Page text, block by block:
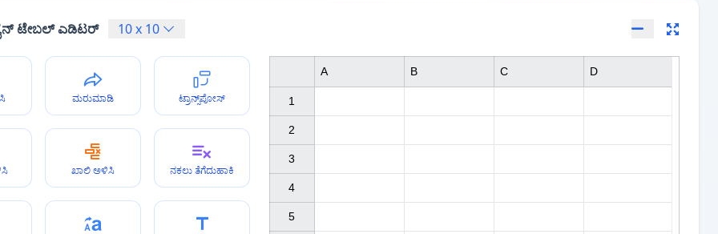
ಟೇಬಲ್ ಎಡಿಟರ್ 10x 10
ಮರುಮಾಡಿ ಟ್ರಾನ್ಸ್‌ಪೋಸ್
ಖಾಲಿ ಅಳಿಸಿ ನಕಲು ತೆಗೆದುಹಾಕಿ
1
2
3
4
5
A B C D